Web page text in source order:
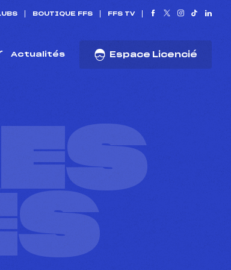
BOUTIQUE FFS FFS TV
Actualités Espace Licencié